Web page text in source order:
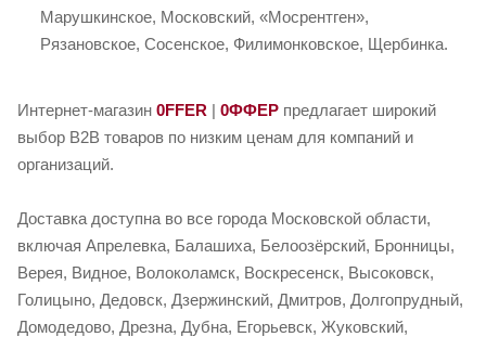
Марушкинское, Московский, «Мосрентген»,
Рязановское, Сосенское, Филимонковское, Щербинка.
Интернет-магазин 0FFER | 0ФФЕР предлагает широкий
выбор B2B товаров по низким ценам для компаний и
организаций.
Доставка доступна во все города Московской области,
включая Апрелевка, Балашиха, Белоозёрский, Бронницы,
Верея, Видное, Волоколамск, Воскресенск, Высоковск,
Голицыно, Дедовск, Дзержинский, Дмитров, Долгопрудный,
Домодедово, Дрезна, Дубна, Егорьевск, Жуковский,